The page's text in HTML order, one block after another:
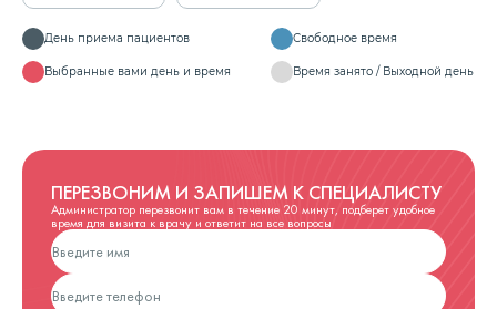
День приема пациентов Свободное время
Выбранные вами день и время Время занято / Выходной день
ПЕРЕЗВОНИМ И ЗАПИШЕМ К СПЕЦИАЛИСТУ
Администратор перезвонит вам в течение 20 минут, подберет удобное
время для визита к врачу и ответит на все вопросы